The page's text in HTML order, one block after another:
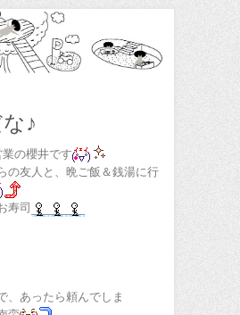
♪
業の櫻井です
の友人と、晩ご飯＆銭湯に行
寿司
、あったら頼んでしま